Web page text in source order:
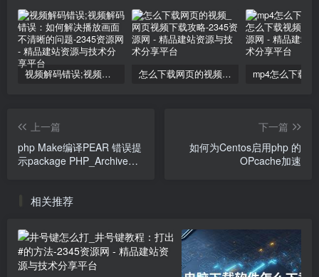
视频解码错误;视频解码错误：如何解决播放画面不清晰的问题 怎么下载网页的视频_网页视频下载攻略
上一篇
php Make编译PEAR 错误提
示package PHP_Archive
下一篇
如何为Centos启用php 的
OPcache加速
相关推荐